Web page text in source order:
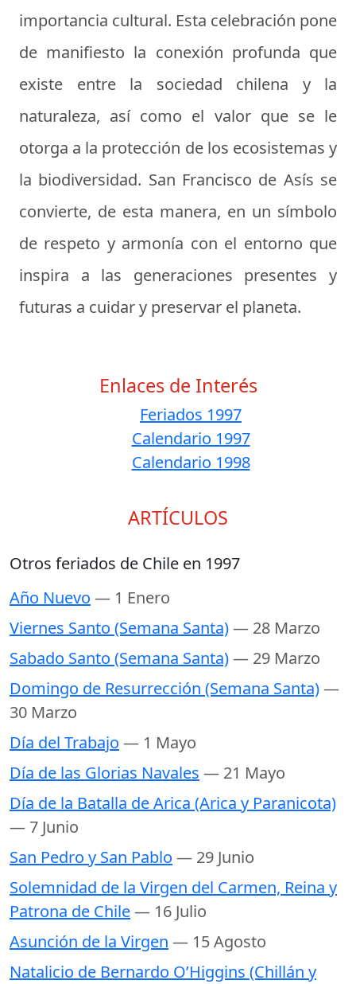
importancia cultural. Esta celebración pone
de manifiesto la conexión profunda que
existe entre la sociedad chilena y la
naturaleza, así como el valor que se le
otorga a la protección de los ecosistemas y
la biodiversidad. San Francisco de Asís se
convierte, de esta manera, en un símbolo
de respeto y armonía con el entorno que
inspira a las generaciones presentes y
futuras a cuidar y preservar el planeta.
Enlaces de Interés
Feriados 1997
Calendario 1997
Calendario 1998
ARTÍCULOS
Otros feriados de Chile en 1997
Año Nuevo — 1 Enero
Viernes Santo (Semana Santa)— 28 Marzo
Sabado Santo (Semana Santa)— 29 Marzo
Domingo de Resurrección (Semana Santa)—
30 Marzo
Día del Trabajo — 1 Mayo
Día de las Glorias Navales — 21 Mayo
Día de la Batalla de Arica (Arica y Paranicota)
— 7 Junio
San Pedro y San Pablo — 29 Junio
Solemnidad de la Virgen del Carmen, Reina y
Patrona de Chile— 16 Julio
Asunción de la Virgen — 15 Agosto
Natalicio de Bernardo O’Higgins (Chillán y